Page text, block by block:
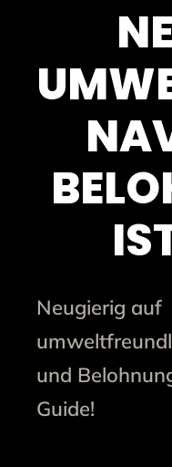
Neugierig auf
und
Guide!